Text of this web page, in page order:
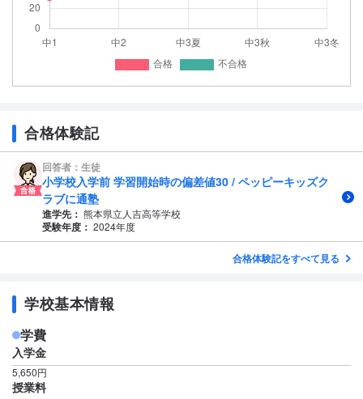
合格体験記
回答者：生徒
小学校入学前 学習開始時の偏差値30 / ペッピーキッズク
ラブに通塾
進学先： 熊本県立人吉高等学校
受験年度： 2024年度
合格体験記をすべて見る
学校基本情報
学費
入学金
5,650円
授業料